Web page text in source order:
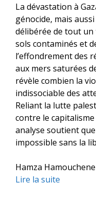
La dévastation à
génocide, mais
délibérée de tout un
sols contaminés et
l’effondrement des
aux mers saturées
révèle combien la
indissociable des
Reliant la lutte
contre le
analyse soutient
impossible sans la
Hamza Hamouchene
Lire la suite